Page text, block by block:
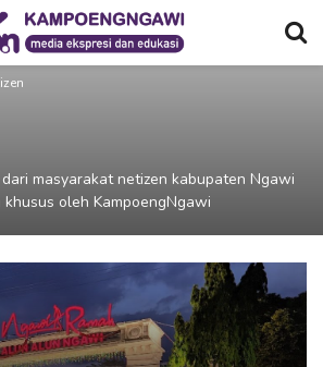
masyarakat netizen kabupaten Ngawi
oleh KampoengNgawi